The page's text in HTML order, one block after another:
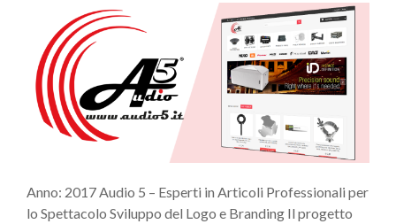
Anno: 2017 Audio 5 – Esperti in Articoli Professionali per
lo Spettacolo Sviluppo del Logo e Branding Il progetto